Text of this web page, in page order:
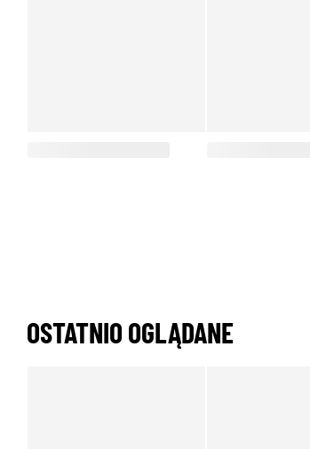
OSTATNIO OGLĄDANE